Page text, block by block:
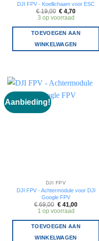
DJI FPV - Koellichaam voor ESC
€19,00 Oorspronkelijke
prijs
€ 19,00.
€ 4,70Huidige
€ 4,70.
3 op voorraad
TOEVOEGEN AAN
WINKELWAGEN
Aanbieding!
DJI FPV
DJI FPV - Achtermodule voor DJI
Google FPV
€69,00 Oorspronkelijke
prijs
€ 69,00.
€41,00Huidige
€ 41,00.
1 op voorraad
TOEVOEGEN AAN
WINKELWAGEN